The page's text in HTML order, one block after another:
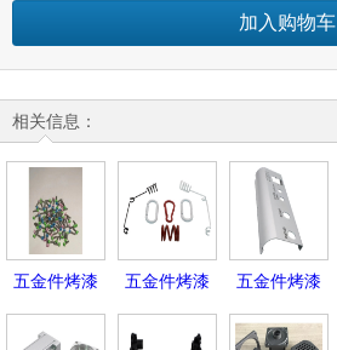
加入购物车
相关信息：
五金件烤漆 五金件烤漆 五金件烤漆